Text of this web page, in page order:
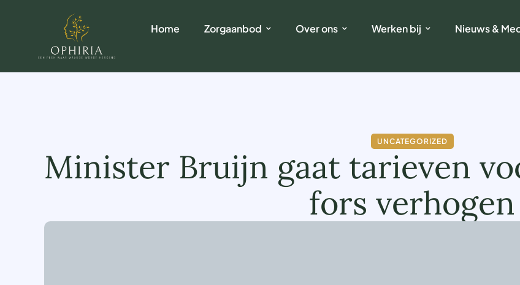
Home Zorgaanbod Over ons Werken bij Nieuws &
UNCATEGORIZED
Minister Bruijn gaat tarieven
fors verhogen